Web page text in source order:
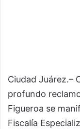
Ciudad Juárez.–
profundo
Figueroa se
Fiscalía